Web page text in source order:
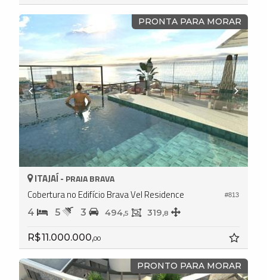
PRONTA PARA MORAR
#813
ITAJAÍ - PRAIA BRAVA
Cobertura no Edifício Brava Vel Residence
4 5 3 494,5 319,8
R$ 11.000.000,00
PRONTO PARA MORAR